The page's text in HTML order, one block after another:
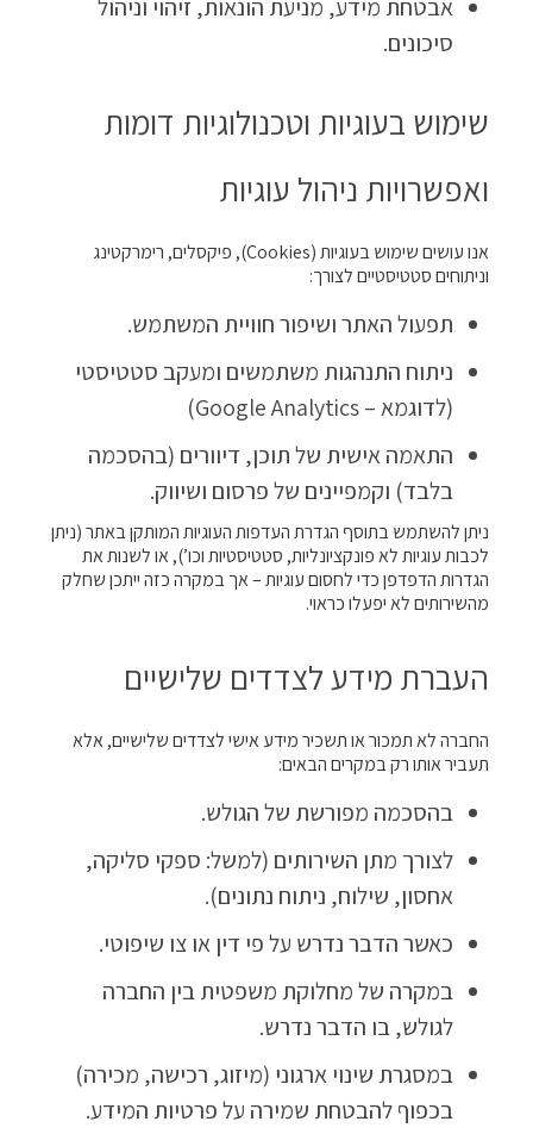
אבטחת מידע, מניעת הונאות, זיהוי וניהול
סיכונים.
שימוש בעוגיות וטכנולוגיות דומות
ואפשרויות ניהול עוגיות
אנו עושים שימוש בעוגיות (Cookies), פיקסלים, רימרקטינג
וניתוחים סטטיסטיים לצורך:
תפעול האתר ושיפור חוויית המשתמש.
ניתוח התנהגות משתמשים ומעקב סטטיסטי
(לדוגמא – Google Analytics)
התאמה אישית של תוכן, דיוורים (בהסכמה
בלבד) וקמפיינים של פרסום ושיווק.
ניתן להשתמש בתוסף הגדרת העדפות העוגיות המותקן באתר (ניתן
לכבות עוגיות לא פונקציונליות, סטטיסטיות וכו’), או לשנות את
הגדרות הדפדפן כדי לחסום עוגיות – אך במקרה כזה ייתכן שחלק
מהשירותים לא יפעלו כראוי.
העברת מידע לצדדים שלישיים
החברה לא תמכור או תשכיר מידע אישי לצדדים שלישיים, אלא
תעביר אותו רק במקרים הבאים:
בהסכמה מפורשת של הגולש.
לצורך מתן השירותים (למשל: ספקי סליקה,
אחסון, שילוח, ניתוח נתונים).
כאשר הדבר נדרש על פי דין או צו שיפוטי.
במקרה של מחלוקת משפטית בין החברה
לגולש, בו הדבר נדרש.
במסגרת שינוי ארגוני (מיזוג, רכישה, מכירה)
בכפוף להבטחת שמירה על פרטיות המידע.